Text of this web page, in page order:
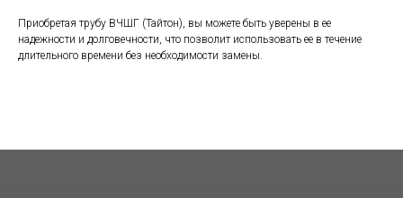
Приобретая трубу ВЧШГ (Тайтон), вы можете быть уверены в ее
надежности и долговечности, что позволит использовать ее в течение
длительного времени без необходимости замены.